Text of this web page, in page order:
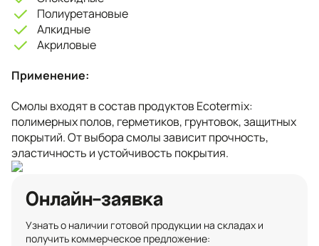
Полиуретановые
Алкидные
Акриловые
Применение:
Смолы входят в состав продуктов Ecotermix:
полимерных полов, герметиков, грунтовок, защитных
покрытий. От выбора смолы зависит прочность,
эластичность и устойчивость покрытия.
Онлайн-заявка
Узнать о наличии готовой продукции на складах и
получить коммерческое предложение: